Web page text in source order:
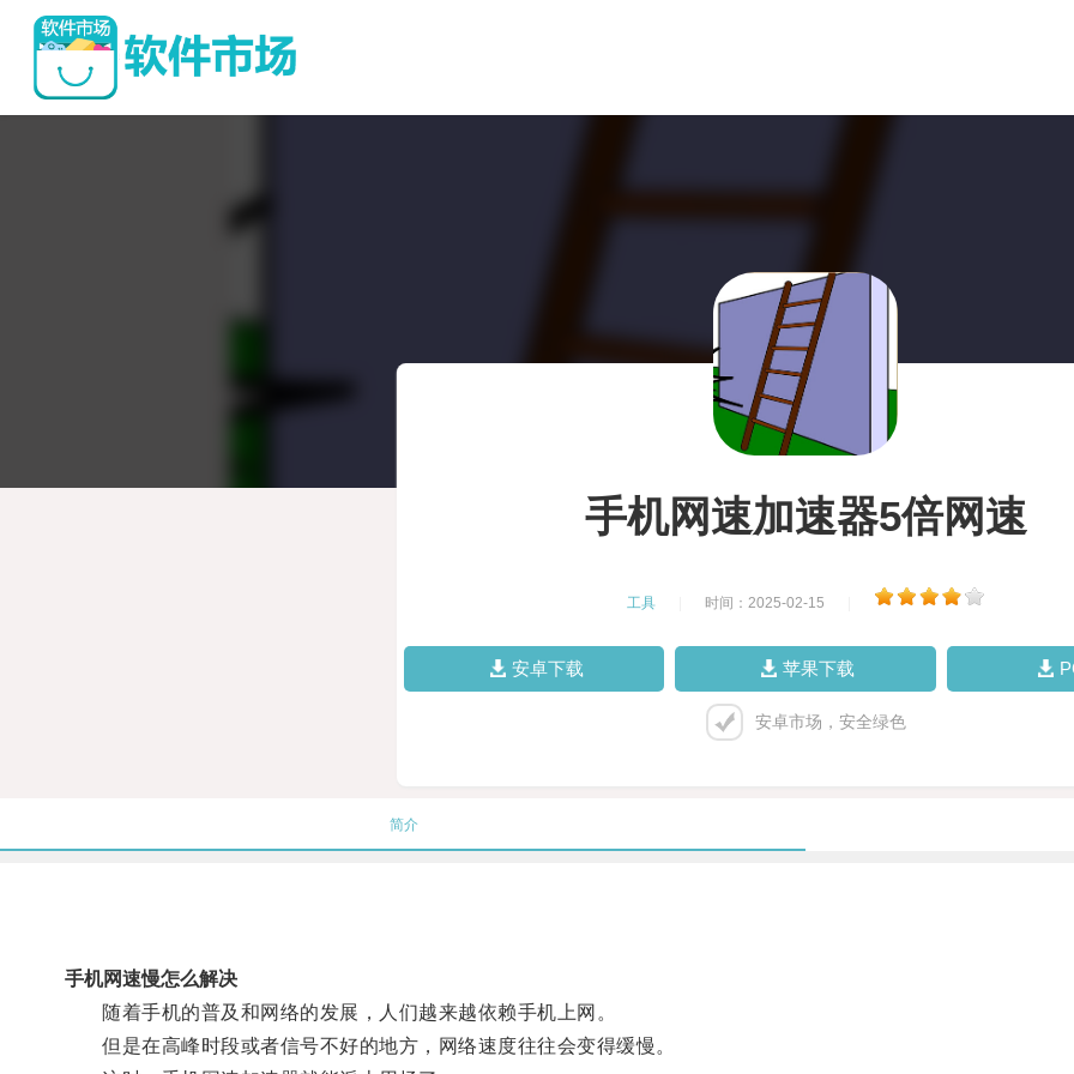
手机网速加速器5倍网速
工具 时间：2025-02-15
安卓下载 苹果下载
安卓市场，安全绿色
简介
手机网速慢怎么解决
随着手机的普及和网络的发展，人们越来越依赖手机上网。
但是在高峰时段或者信号不好的地方，网络速度往往会变得缓慢。